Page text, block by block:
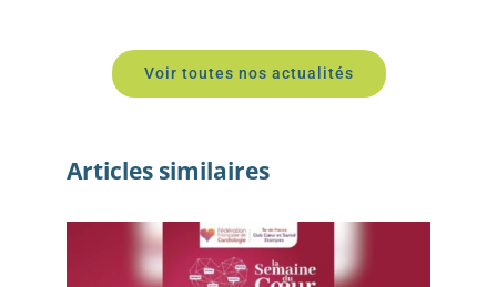
Voir toutes nos actualités
Articles similaires